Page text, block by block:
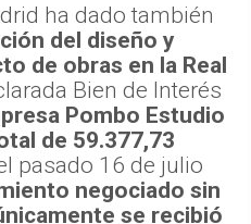
ha dado también
del diseño y
de obras en la Real
Bien de Interés
Pombo Estudio
de 59.377,73
pasado 16 de julio
negociado sin
se recibió